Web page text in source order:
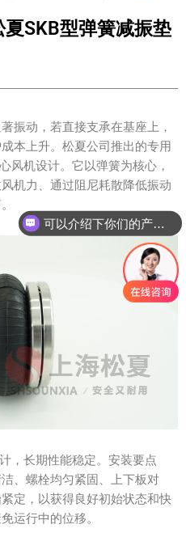
SKB型弹簧减振垫
振动，若直接支承在基座上，
本上升。松夏公司推出的专用
风机设计。它以弹簧为核心，
机力、通过阻尼耗散降低振动
，长期性能稳定。安装要点
、螺栓均匀紧固、上下板对
定，以获得良好初始状态和快
运行中的位移。
可以介绍下你们的产品么？